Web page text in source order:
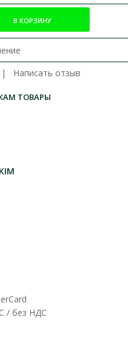
| Написать отзыв
ТОВАРЫ
/ без НДС